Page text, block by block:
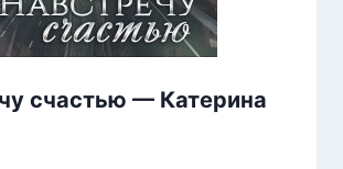
счастью — Катерина